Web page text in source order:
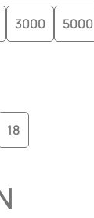
3000 5000
18